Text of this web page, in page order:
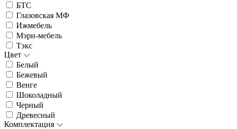
БТС
Глазовская МФ
Ижмебель
Мэри-мебель
Тэкс
Цвет
Белый
Бежевый
Венге
Шоколадный
Черный
Древесный
Комплектация